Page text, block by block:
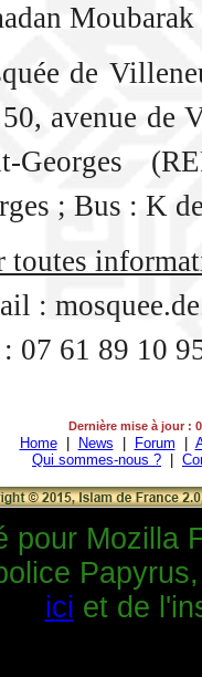
Moubarak
de
avenue de
Georges
; Bus : K
toutes
:
07 61 89 10
Dernière mise à jour :
Home| News Forum
Qui sommes-nous ?
pour Mozilla
ici et de